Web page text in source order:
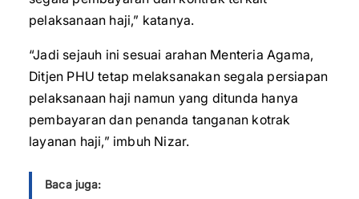
pelaksanaan haji,” katanya.
“Jadi sejauh ini sesuai arahan Menteria Agama,
Ditjen PHU tetap melaksanakan segala persiapan
pelaksanaan haji namun yang ditunda hanya
pembayaran dan penanda tanganan kotrak
layanan haji,” imbuh Nizar.
Baca juga: